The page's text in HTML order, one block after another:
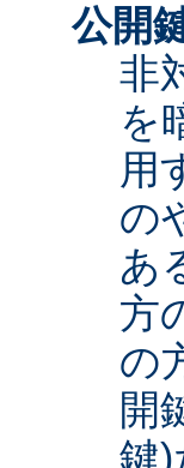
公開
非
を
用
の
あ
方
の
開
鍵)